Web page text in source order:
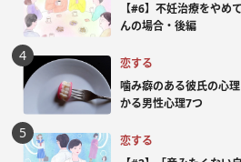
【#6】不妊治療をやめ
んの場合・後編
恋する
噛み癖のある彼氏の心
かる男性心理7つ
恋する